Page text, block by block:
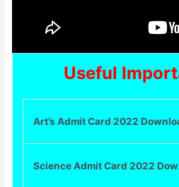
Useful
Art’s Admit Card 2022
Science Admit Card 2022